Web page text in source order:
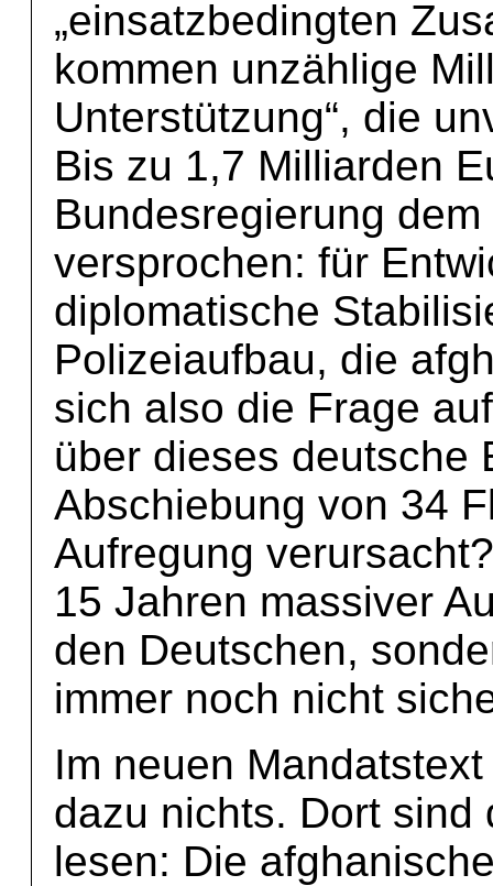
„einsatzbedingten
kommen unzählige
Unterstützung“, die
Bis zu 1,7 Milliarden
Bundesregierung
versprochen: für
diplomatische
Polizeiaufbau, die
sich also die Frage
über dieses deutsche
Abschiebung von 34
Aufregung
15 Jahren massiver
den Deutschen,
immer noch nicht
Im neuen
dazu nichts. Dort
lesen: Die